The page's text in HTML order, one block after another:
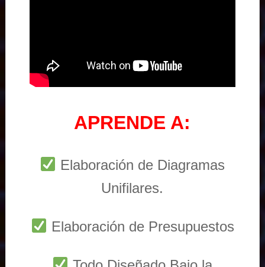
APRENDE A:
Elaboración de Diagramas
Unifilares.
Elaboración de Presupuestos